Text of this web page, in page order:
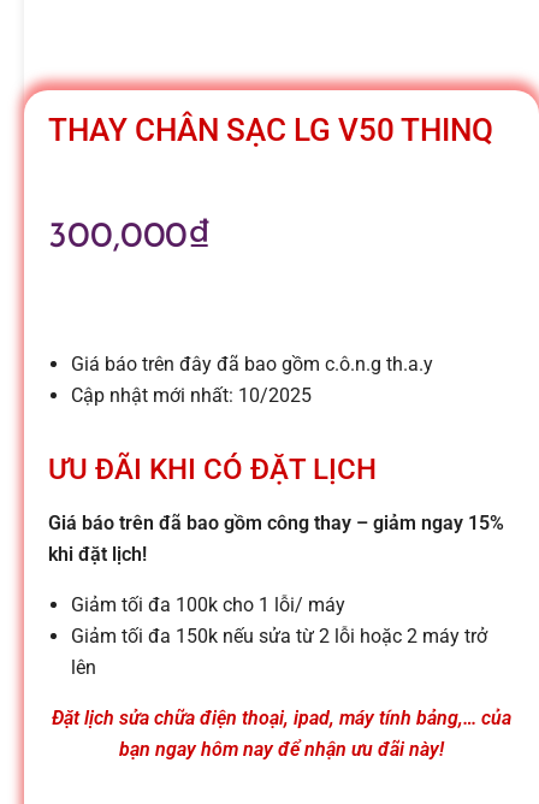
o
b
l
e
-
S
ử
a
c
THAY CHÂN SẠC LG V50 THINQ
300,000₫
Giá báo trên đây đã bao gồm c.ô.n.g th.a.y
Cập nhật mới nhất: 10/2025
ƯU ĐÃI KHI CÓ ĐẶT LỊCH
Giá báo trên đã bao gồm công thay – giảm ngay 15%
khi đặt lịch!
Giảm tối đa 100k cho 1 lỗi/ máy
Giảm tối đa 150k nếu sửa từ 2 lỗi hoặc 2 máy trở
lên
Đặt lịch sửa chữa điện thoại, ipad, máy tính bảng,… của
bạn ngay hôm nay để nhận ưu đãi này!